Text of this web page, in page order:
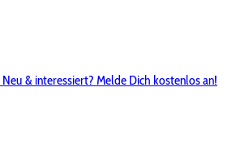
Neu & interessiert? Melde Dich kostenlos an!